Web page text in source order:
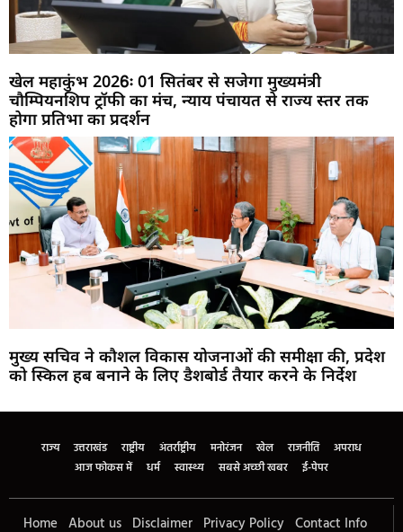
खेल महाकुंभ 2026ः 01 सितंबर से सजेगा मुख्यमंत्री
चौम्पियनशिप ट्रॉफी का मंच, न्याय पंचायत से राज्य स्तर तक
होगा प्रतिभा का प्रदर्शन
मुख्य सचिव ने कौशल विकास योजनाओं की समीक्षा की, प्रदेश
को स्किल हब बनाने के लिए डैशबोर्ड तैयार करने के निर्देश
राज्य उत्तराखंड राष्ट्रीय अंतर्राष्ट्रीय मनोरंजन खेल राजनीति
अपराध
आज फोकस में
धर्म स्वास्थ्य सबसे अच्छी खबर ई-पेपर
Home About us Disclaimer Privacy Policy Contact Info